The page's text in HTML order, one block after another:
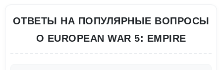
ОТВЕТЫ НА ПОПУЛЯРНЫЕ ВОПРОСЫ
О EUROPEAN WAR 5: EMPIRE